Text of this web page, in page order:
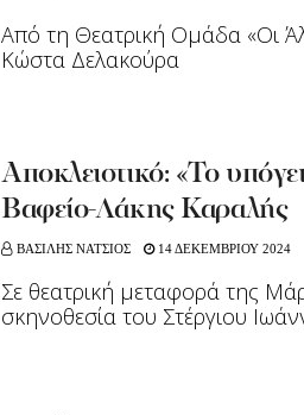
Από τη Θεατρική Ομάδα «Οι
Κώστα Δελακούρα
Aποκλειστικό: «Το
Βαφείο-Λάκης Καραλής
ΒΑΣΙΛΗΣ ΝΑΤΣΙΟΣ 14 ΔΕΚΕΜΒΡΙΟΥ 2024
Σε θεατρική μεταφορά της
σκηνοθεσία του Στέργιου